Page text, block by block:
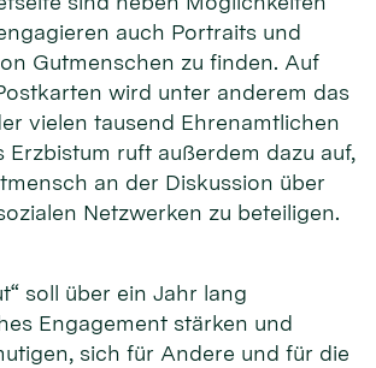
auch Portraits und
Gutmenschen zu finden. Auf
wird unter anderem das
vielen tausend Ehrenamtlichen
Erzbistum ruft außerdem dazu auf,
an der Diskussion über
Netzwerken zu beteiligen.
soll über ein Jahr lang
Engagement stärken und
sich für Andere und für die